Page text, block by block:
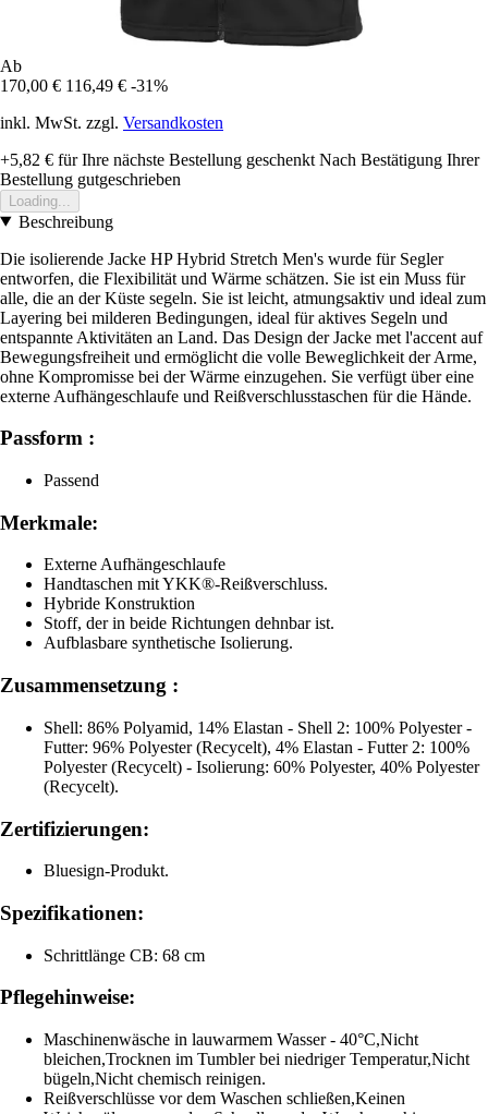
Ab
170,00 € 116,49 € -31%
inkl. MwSt. zzgl. Versandkosten
+5,82 € für Ihre nächste Bestellung geschenkt Nach Bestätigung Ihrer
Bestellung gutgeschrieben
Loading...
Beschreibung
Die isolierende Jacke HP Hybrid Stretch Men's wurde für Segler
entworfen, die Flexibilität und Wärme schätzen. Sie ist ein Muss für
alle, die an der Küste segeln. Sie ist leicht, atmungsaktiv und ideal zum
Layering bei milderen Bedingungen, ideal für aktives Segeln und
entspannte Aktivitäten an Land. Das Design der Jacke met l'accent auf
Bewegungsfreiheit und ermöglicht die volle Beweglichkeit der Arme,
ohne Kompromisse bei der Wärme einzugehen. Sie verfügt über eine
externe Aufhängeschlaufe und Reißverschlusstaschen für die Hände.
Passform :
Passend
Merkmale:
Externe Aufhängeschlaufe
Handtaschen mit YKK®-Reißverschluss.
Hybride Konstruktion
Stoff, der in beide Richtungen dehnbar ist.
Aufblasbare synthetische Isolierung.
Zusammensetzung :
Shell: 86% Polyamid, 14% Elastan - Shell 2: 100% Polyester -
Futter: 96% Polyester (Recycelt), 4% Elastan - Futter 2: 100%
Polyester (Recycelt) - Isolierung: 60% Polyester, 40% Polyester
(Recycelt).
Zertifizierungen:
Bluesign-Produkt.
Spezifikationen:
Schrittlänge CB: 68 cm
Pflegehinweise:
Maschinenwäsche in lauwarmem Wasser - 40°C,Nicht
bleichen,Trocknen im Tumbler bei niedriger Temperatur,Nicht
bügeln,Nicht chemisch reinigen.
Reißverschlüsse vor dem Waschen schließen,Keinen